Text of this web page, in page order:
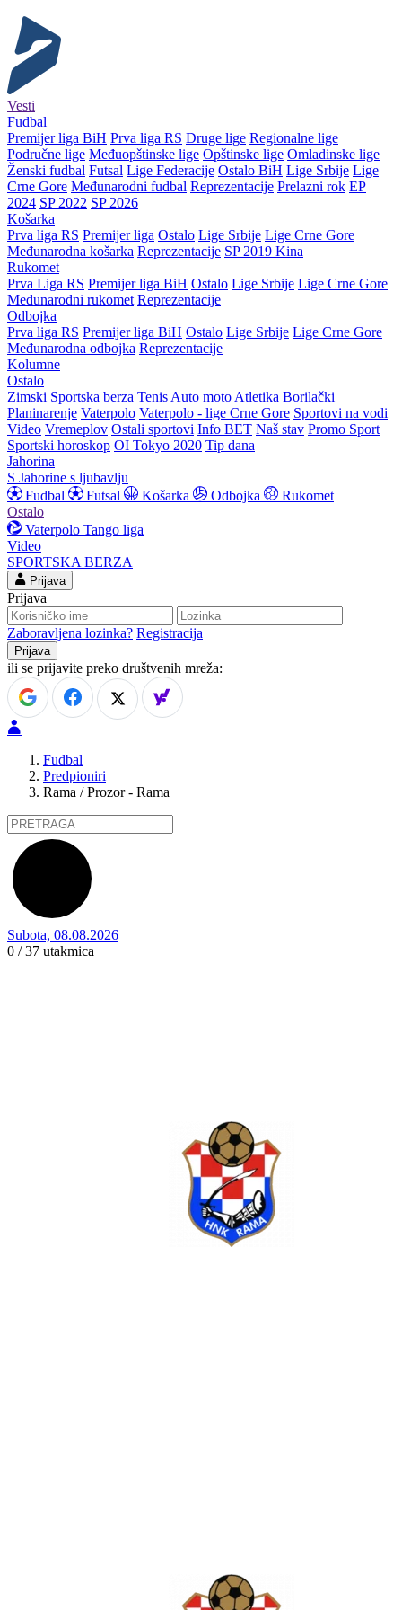
Vesti
Fudbal
Premijer liga BiH Prva liga RS Druge lige Regionalne lige
Područne lige Međuopštinske lige Opštinske lige Omladinske lige
Ženski fudbal Futsal Lige Federacije Ostalo BiH Lige Srbije Lige
Crne Gore Međunarodni fudbal Reprezentacije Prelazni rok EP
2024 SP 2022 SP 2026
Košarka
Prva liga RS Premijer liga Ostalo Lige Srbije Lige Crne Gore
Međunarodna košarka Reprezentacije SP 2019 Kina
Rukomet
Prva Liga RS Premijer liga BiH Ostalo Lige Srbije Lige Crne Gore
Međunarodni rukomet Reprezentacije
Odbojka
Prva liga RS Premijer liga BiH Ostalo Lige Srbije Lige Crne Gore
Međunarodna odbojka Reprezentacije
Kolumne
Ostalo
Zimski Sportska berza Tenis Auto moto Atletika Borilački
Planinarenje Vaterpolo Vaterpolo - lige Crne Gore Sportovi na vodi
Video Vremeplov Ostali sportovi Info BET Naš stav Promo Sport
Sportski horoskop OI Tokyo 2020 Tip dana
Jahorina
S Jahorine s ljubavlju
Fudbal
Futsal Košarka Odbojka
Rukomet
Ostalo
Vaterpolo Tango liga
Video
SPORTSKA BERZA
Prijava
Prijava
Zaboravljena lozinka? Registracija
ili se prijavite preko društvenih mreža:
Fudbal
Predpioniri
Rama / Prozor - Rama
Subota, 08.08.2026
0 / 37 utakmica